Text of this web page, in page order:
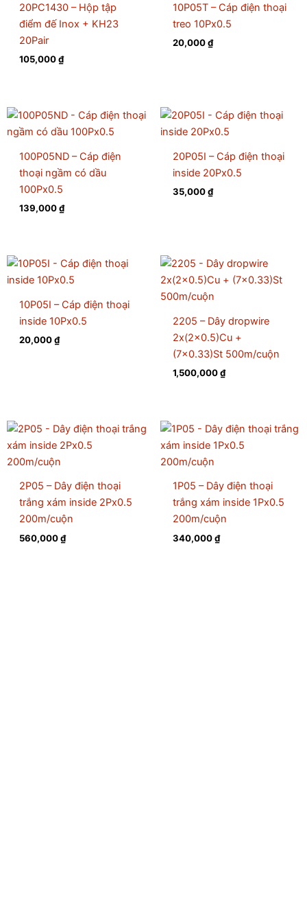
20PC1430 – Hộp tập
điểm đế Inox + KH23
20Pair
105,000₫
10P05T – Cáp điện thoại
treo 10Px0.5
20,000₫
100P05ND – Cáp điện
thoại ngầm có dầu
100Px0.5
139,000₫
20P05I – Cáp điện thoại
inside 20Px0.5
35,000₫
10P05I – Cáp điện thoại
inside 10Px0.5
20,000₫
2205 – Dây dropwire
2x(2×0.5)Cu +
(7×0.33)St 500m/cuộn
1,500,000₫
2P05 – Dây điện thoại
trắng xám inside 2Px0.5
200m/cuộn
560,000₫
1P05 – Dây điện thoại
trắng xám inside 1Px0.5
200m/cuộn
340,000₫